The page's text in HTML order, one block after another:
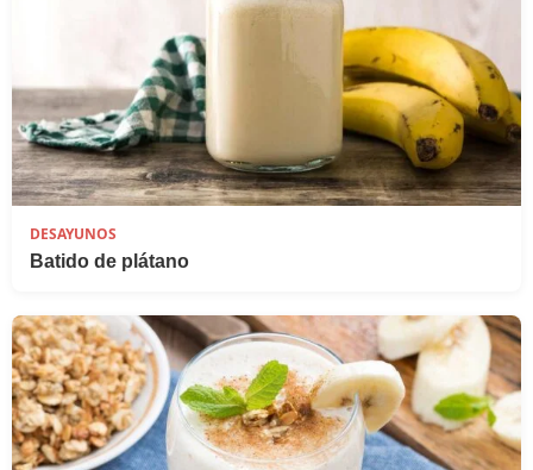
DESAYUNOS
Batido de plátano